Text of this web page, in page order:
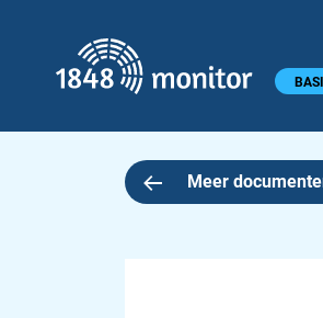
Hoofdmenu
Meer